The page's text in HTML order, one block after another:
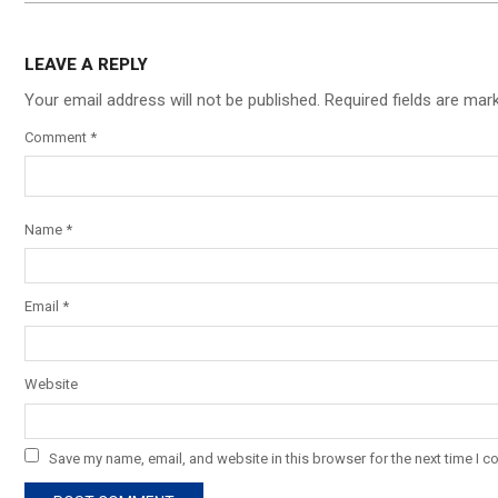
LEAVE A REPLY
Your email address will not be published. Required fields are
Comment *
Name *
Email *
Website
Save my name, email, and website in this browser for the next time I